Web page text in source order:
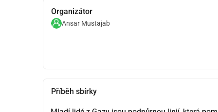
Organizátor
Ansar Mustajab
Příběh sbírky